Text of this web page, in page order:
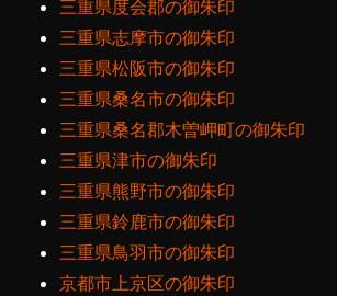
三重県度会郡の御朱印
三重県志摩市の御朱印
三重県松阪市の御朱印
三重県桑名市の御朱印
三重県桑名郡木曽岬町の御朱印
三重県津市の御朱印
三重県熊野市の御朱印
三重県鈴鹿市の御朱印
三重県鳥羽市の御朱印
京都市上京区の御朱印